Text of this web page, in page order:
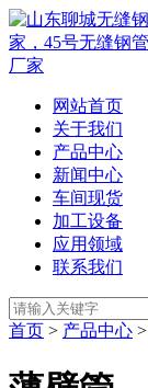
网站首页
关于我们
产品中心
新闻中心
车间现货
加工设备
应用领域
联系我们
首页 > 产品中心 >